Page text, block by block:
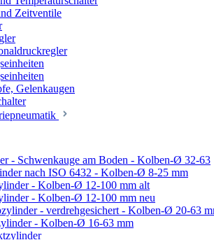
Zeitventile
Gelenkaugen
- Schwenkauge am Boden - Kolben-Ø 32-63
nach ISO 6432 - Kolben-Ø 8-25 mm
- Kolben-Ø 12-100 mm alt
- Kolben-Ø 12-100 mm neu
- verdrehgesichert - Kolben-Ø 20-63
- Kolben-Ø 16-63 mm